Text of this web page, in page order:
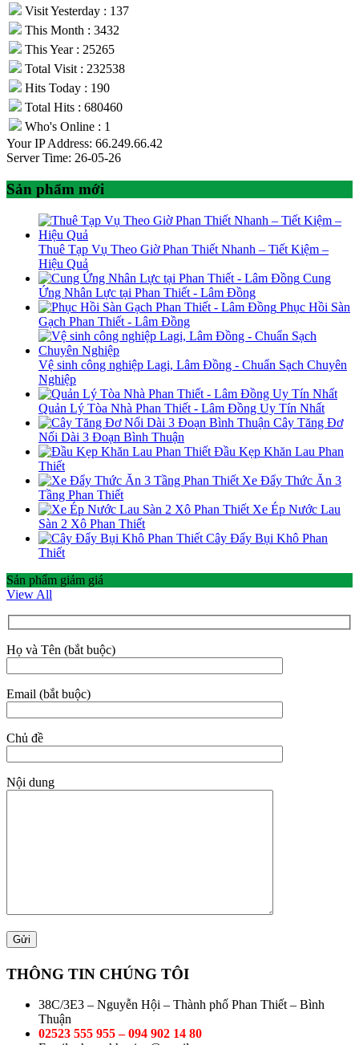
Visit Yesterday : 137
This Month : 3432
This Year : 25265
Total Visit : 232538
Hits Today : 190
Total Hits : 680460
Who's Online : 1
Your IP Address: 66.249.66.42
Server Time: 26-05-26
Sản phẩm mới
Thuê Tạp Vụ Theo Giờ Phan Thiết Nhanh – Tiết Kiệm –
Hiệu Quả
Cung
Ứng Nhân Lực tại Phan Thiết - Lâm Đồng
Phục Hồi Sàn
Gạch Phan Thiết - Lâm Đồng
Vệ sinh công nghiệp Lagi, Lâm Đồng - Chuẩn Sạch Chuyên
Nghiệp
Quản Lý Tòa Nhà Phan Thiết - Lâm Đồng Uy Tín Nhất
Cây Tăng Đơ
Nối Dài 3 Đoạn Bình Thuận
Đầu Kẹp Khăn Lau Phan
Thiết
Xe Đẩy Thức Ăn 3
Tầng Phan Thiết
Xe Ép Nước Lau
Sàn 2 Xô Phan Thiết
Cây Đẩy Bụi Khô Phan
Thiết
Sản phẩm giảm giá
View All
Họ và Tên (bắt buộc)
Email (bắt buộc)
Chủ đề
Nội dung
THÔNG TIN CHÚNG TÔI
38C/3E3 – Nguyễn Hội – Thành phố Phan Thiết – Bình
Thuận
02523 555 955 – 094 902 14 80